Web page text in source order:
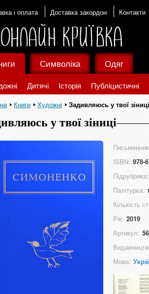
і оплата Доставка закордон Контакти
Дитячі Історія Публіцистичні
Символіка Одяг
Книги Художні Задивляюсь у твої зіниці
у твої зіниці
ISBN: 978-
Підрубрика:
Палітурка:
Кількість
Рік: 2019
Артикул:
Мова: